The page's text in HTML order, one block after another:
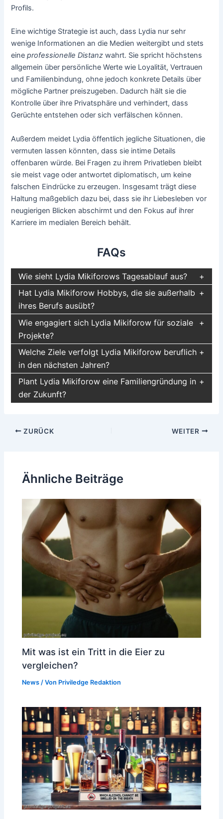
Profils.
Eine wichtige Strategie ist auch, dass Lydia nur sehr
wenige Informationen an die Medien weitergibt und stets
eineprofessionelle Distanz wahrt. Sie spricht höchstens
allgemein über persönliche Werte wie Loyalität, Vertrauen
und Familienbindung, ohne jedoch konkrete Details über
mögliche Partner preiszugeben. Dadurch hält sie die
Kontrolle über ihre Privatsphäre und verhindert, dass
Gerüchte entstehen oder sich verfälschen können.
Außerdem meidet Lydia öffentlich jegliche Situationen, die
vermuten lassen könnten, dass sie intime Details
offenbaren würde. Bei Fragen zu ihrem Privatleben bleibt
sie meist vage oder antwortet diplomatisch, um keine
falschen Eindrücke zu erzeugen. Insgesamt trägt diese
Haltung maßgeblich dazu bei, dass sie ihr Liebesleben vor
neugierigen Blicken abschirmt und den Fokus auf ihrer
Karriere im medialen Bereich behält.
FAQs
Wie sieht Lydia Mikiforows Tagesablauf aus?
Hat Lydia Mikiforow Hobbys, die sie außerhalb
ihres Berufs ausübt?
Wie engagiert sich Lydia Mikiforow für soziale
Projekte?
Welche Ziele verfolgt Lydia Mikiforow beruflich
in den nächsten Jahren?
Plant Lydia Mikiforow eine Familiengründung in
der Zukunft?
Beitragsnavigation
ZURÜCK WEITER
Ähnliche Beiträge
Mit was ist ein Tritt in die Eier zu
vergleichen?
News / Von Priviledge Redaktion